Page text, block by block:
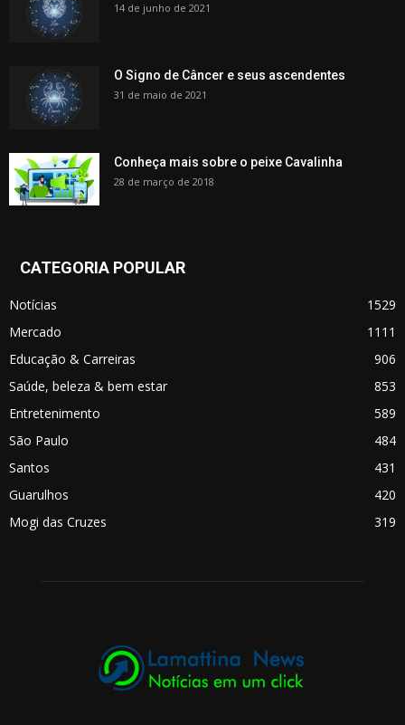
14 de junho de 2021
O Signo de Câncer e seus ascendentes
31 de maio de 2021
Conheça mais sobre o peixe Cavalinha
28 de março de 2018
CATEGORIA POPULAR
Notícias
1529
Mercado
1111
Educação & Carreiras
906
Saúde, beleza & bem estar
853
Entretenimento
589
São Paulo
484
Santos
431
Guarulhos
420
Mogi das Cruzes
319